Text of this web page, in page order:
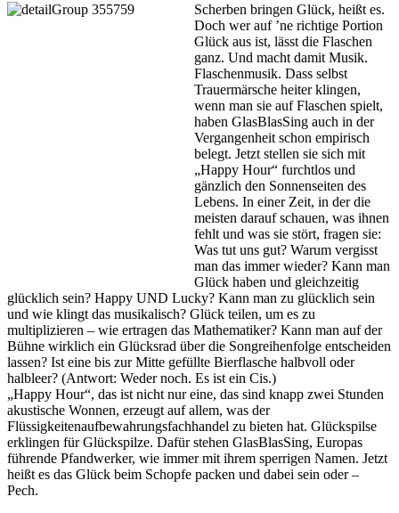
Scherben bringen Glück, heißt es.
Doch wer auf ’ne richtige Portion
Glück aus ist, lässt die Flaschen
ganz. Und macht damit Musik.
Flaschenmusik. Dass selbst
Trauermärsche heiter klingen,
wenn man sie auf Flaschen spielt,
haben GlasBlasSing auch in der
Vergangenheit schon empirisch
belegt. Jetzt stellen sie sich mit
„Happy Hour“ furchtlos und
gänzlich den Sonnenseiten des
Lebens. In einer Zeit, in der die
meisten darauf schauen, was ihnen
fehlt und was sie stört, fragen sie:
Was tut uns gut? Warum vergisst
man das immer wieder? Kann man
Glück haben und gleichzeitig
glücklich sein? Happy UND Lucky? Kann man zu glücklich sein
und wie klingt das musikalisch? Glück teilen, um es zu
multiplizieren – wie ertragen das Mathematiker? Kann man auf der
Bühne wirklich ein Glücksrad über die Songreihenfolge entscheiden
lassen? Ist eine bis zur Mitte gefüllte Bierflasche halbvoll oder
halbleer? (Antwort: Weder noch. Es ist ein Cis.)
„Happy Hour“, das ist nicht nur eine, das sind knapp zwei Stunden
akustische Wonnen, erzeugt auf allem, was der
Flüssigkeitenaufbewahrungsfachhandel zu bieten hat. Glückspilse
erklingen für Glückspilze. Dafür stehen GlasBlasSing, Europas
führende Pfandwerker, wie immer mit ihrem sperrigen Namen. Jetzt
heißt es das Glück beim Schopfe packen und dabei sein oder –
Pech.